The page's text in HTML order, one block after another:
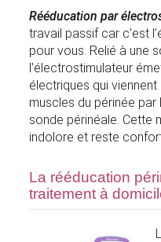
Rééducation par
travail passif car c’est
pour vous. Relié à une
l’électrostimulateur
électriques qui
muscles du périnée
sonde périnéale. Cette
indolore et reste
La rééducation
traitement à